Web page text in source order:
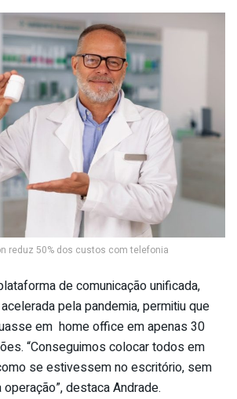
reduz 50% dos custos com telefonia
de comunicação unificada,
pela pandemia, permitiu que
em home office em apenas 30
“Conseguimos colocar todos em
se estivessem no escritório, sem
destaca Andrade.